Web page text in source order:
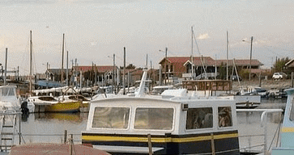
Exporter les lignes sélectionnées
Exporter toutes les colonnes
Exporter uniquement les colonnes affichées
Menu
<
>